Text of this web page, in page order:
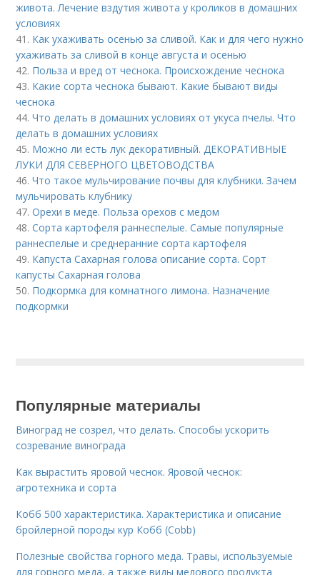
живота. Лечение вздутия живота у кроликов в домашних
условиях
41. Как ухаживать осенью за сливой. Как и для чего нужно
ухаживать за сливой в конце августа и осенью
42. Польза и вред от чеснока. Происхождение чеснока
43. Какие сорта чеснока бывают. Какие бывают виды
чеснока
44.Что делать в домашних условиях от укуса пчелы. Что
делать в домашних условиях
45. Можно ли есть лук декоративный. ДЕКОРАТИВНЫЕ
ЛУКИ ДЛЯ СЕВЕРНОГО ЦВЕТОВОДСТВА
46.Что такое мульчирование почвы для клубники. Зачем
мульчировать клубнику
47.Орехи в меде. Польза орехов с медом
48.Сорта картофеля раннеспелые. Cамые популярные
раннеспелые и среднеранние сорта картофеля
49. Капуста Сахарная голова описание сорта. Сорт
капусты Сахарная голова
50. Подкормка для комнатного лимона. Назначение
подкормки
Популярные материалы
Виноград не созрел, что делать. Способы ускорить
созревание винограда
Как вырастить яровой чеснок. Яровой чеснок:
агротехника и сорта
Кобб 500 характеристика. Характеристика и описание
бройлерной породы кур Кобб (Cobb)
Полезные свойства горного меда. Травы, используемые
для горного меда, а также виды медового продукта